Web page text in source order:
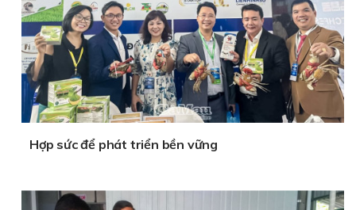
Hợp sức để phát triển bền vững